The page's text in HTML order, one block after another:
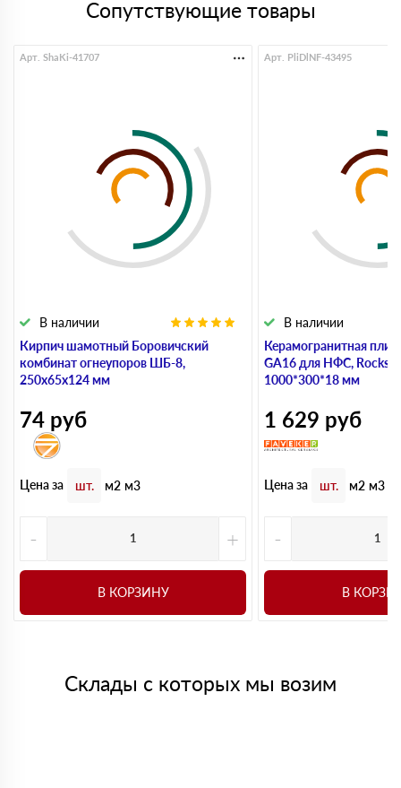
Сопутствующие товары
Кирпич шамотный Боровичский
комбинат огнеупоров ШБ-8,
250х65х124 мм
В наличии
Арт. ShaKi-41707
74 руб
Цена за шт. м2 м3
- +
В КОРЗИНУ
Керамогранитная
GA16 для НФС, Rocks
1000*300*18 мм
В наличии
Арт. PliDlNF-43495
1 629 руб
Цена за шт. м2 м3
-
В
Склады с которых мы возим